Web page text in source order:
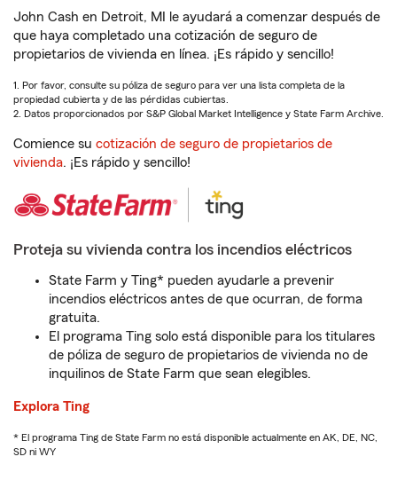
John Cash en Detroit, MI le ayudará a comenzar después de
que haya completado una cotización de seguro de
propietarios de vivienda en línea. ¡Es rápido y sencillo!
1. Por favor, consulte su póliza de seguro para ver una lista completa de la
propiedad cubierta y de las pérdidas cubiertas.
2. Datos proporcionados por S&P Global Market Intelligence y State Farm Archive.
Comience su cotización de seguro de propietarios de
vivienda. ¡Es rápido y sencillo!
Proteja su vivienda contra los incendios eléctricos
State Farm y Ting* pueden ayudarle a prevenir
incendios eléctricos antes de que ocurran, de forma
gratuita.
El programa Ting solo está disponible para los titulares
de póliza de seguro de propietarios de vivienda no de
inquilinos de State Farm que sean elegibles.
Explora Ting
* El programa Ting de State Farm no está disponible actualmente en AK, DE, NC,
SD ni WY